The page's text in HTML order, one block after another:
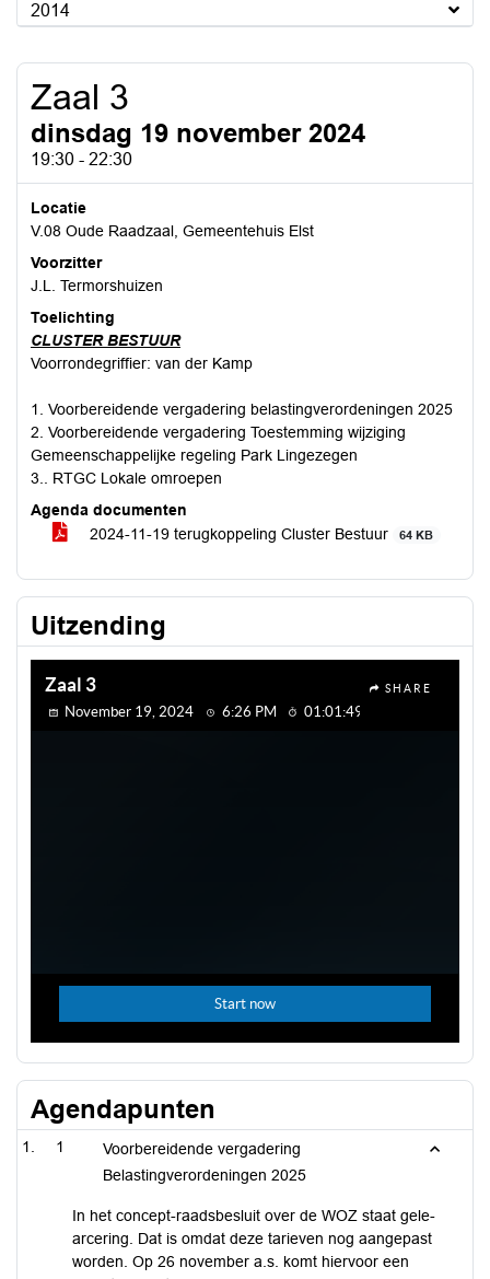
2014
Zaal 3
dinsdag 19 november 2024
19:30 - 22:30
Locatie
V.08 Oude Raadzaal, Gemeentehuis Elst
Voorzitter
J.L. Termorshuizen
Toelichting
CLUSTER BESTUUR
Voorrondegriffier: van der Kamp
1. Voorbereidende vergadering belastingverordeningen 2025
2. Voorbereidende vergadering Toestemming wijziging
Gemeenschappelijke regeling Park Lingezegen
3.. RTGC Lokale omroepen
Agenda documenten
2024-11-19 terugkoppeling Cluster Bestuur
64 KB
Uitzending
Agendapunten
1
Voorbereidende vergadering
Belastingverordeningen 2025
In het concept-raadsbesluit over de WOZ staat gele-
arcering. Dat is omdat deze tarieven nog aangepast
worden. Op 26 november a.s. komt hiervoor een